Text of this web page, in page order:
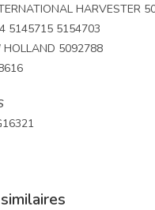
HARVESTER
5145715 5154703
HOLLAND 5092788